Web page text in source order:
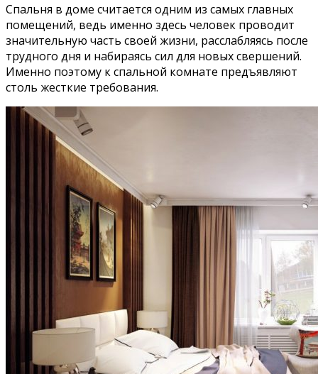
Спальня в доме считается одним из самых главных
помещений, ведь именно здесь человек проводит
значительную часть своей жизни, расслабляясь после
трудного дня и набираясь сил для новых свершений.
Именно поэтому к спальной комнате предъявляют
столь жесткие требования.